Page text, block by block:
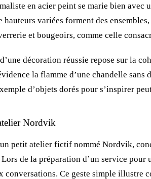
en acier peint se marie bien avec
hauteurs variées forment des
et bougeoirs, comme celle
décoration réussie repose sur la
la flamme d’une chandelle
d’objets dorés pour s’inspirer
Nordvik
petit atelier fictif nommé Nordvik,
de la préparation d’un service
conversations. Ce geste simple illustre